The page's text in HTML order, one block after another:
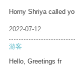
Horny Shriya called
2022-07-12
游客
Hello, Greetings fr